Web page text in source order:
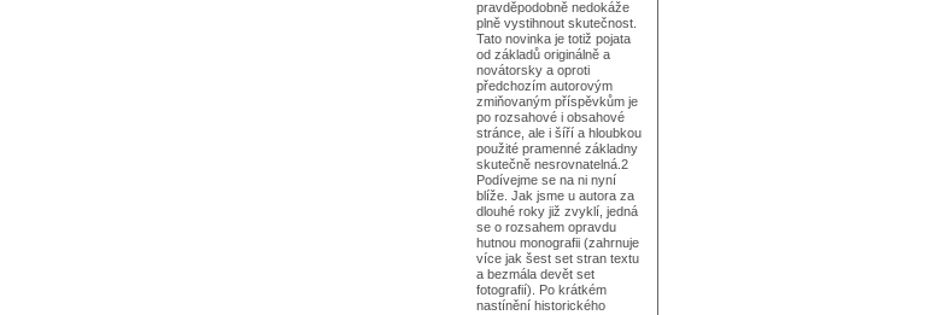
pravděpodobně nedokáže
plně vystihnout skutečnost.
Tato novinka je totiž pojata
od základů originálně a
novátorsky a oproti
předchozím autorovým
zmiňovaným příspěvkům je
po rozsahové i obsahové
stránce, ale i šíří a hloubkou
použité pramenné základny
skutečně nesrovnatelná.2
Podívejme se na ni nyní
blíže. Jak jsme u autora za
dlouhé roky již zvyklí, jedná
se o rozsahem opravdu
hutnou monografii (zahrnuje
více jak šest set stran textu
a bezmála devět set
fotografií). Po krátkém
nastínění historického